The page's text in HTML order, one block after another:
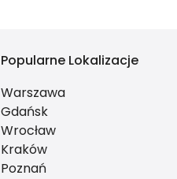
Popularne Lokalizacje
Warszawa
Gdańsk
Wrocław
Kraków
Poznań